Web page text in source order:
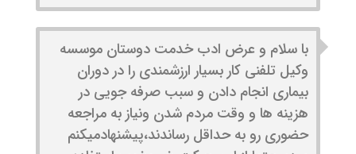
با سلام و عرض ادب خدمت دوستان موسسه
وکیل تلفنی کار بسیار ارزشمندی را در دوران
بیماری انجام دادن و سبب صرفه جویی در
هزینه ها و وقت مردم شدن ونیاز به مراجعه
حضوری رو به حداقل رساندند،پیشنهادمیکنم